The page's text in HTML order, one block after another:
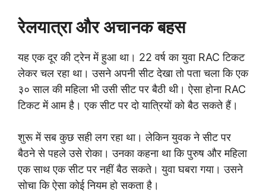
रेलयात्रा और अचानक बहस
यह एक दूर की ट्रेन में हुआ था। 22 वर्ष का युवा RAC टिकट
लेकर चल रहा था। उसने अपनी सीट देखा तो पता चला कि एक
३० साल की महिला भी उसी सीट पर बैठी थी। ऐसा होना RAC
टिकट में आम है। एक सीट पर दो यात्रियों को बैठ सकते हैं।
शुरू में सब कुछ सही लग रहा था। लेकिन युवक ने सीट पर
बैठने से पहले उसे रोका। उनका कहना था कि पुरुष और महिला
एक साथ एक सीट पर नहीं बैठ सकते। युवा घबरा गया। उसने
सोचा कि ऐसा कोई नियम हो सकता है।